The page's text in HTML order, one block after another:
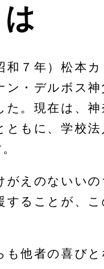
７年）松本カ
ン・デルボス神
た。現在は、神
もに、学校法
がえのないいの
ることが、こ
も他者の喜びと